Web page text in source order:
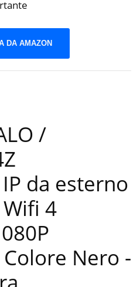
DA AMAZON
/
da esterno
4
Nero -